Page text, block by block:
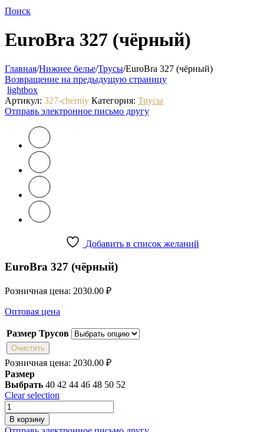
Поиск
EuroBra 327 (чёрный)
Главная/Нижнее белье/Трусы/EuroBra 327 (чёрный)
Возвращение на предыдущую страницу
lightbox
Артикул: 327-cherniy Категория: Трусы
Отправь электронное письмо другу
Добавить в список желаний
EuroBra 327 (чёрный)
Розничная цена: 2030.00 ₽
Оптовая цена
Размер Трусов
Очистить
Розничная цена: 2030.00 ₽
Размер
Выбрать 40 42 44 46 48 50 52
Clear selection
Количество
товара
EuroBra
В корзину